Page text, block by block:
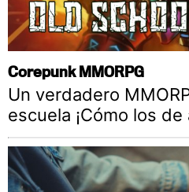
Corepunk MMORPG
Un verdadero
escuela ¡Cómo los